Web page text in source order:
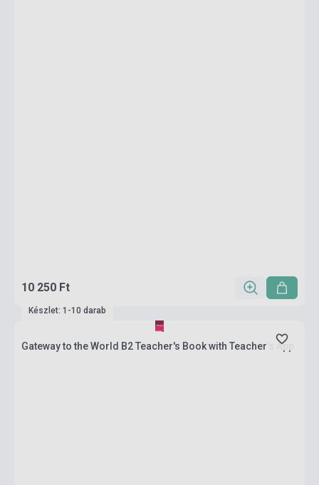
10 250 Ft
Készlet: 1-10 darab
Gateway to the World B2 Teacher's Book with Teacher's App